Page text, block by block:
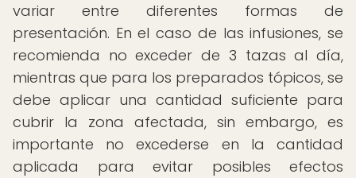
variar entre diferentes formas de
presentación. En el caso de las infusiones, se
recomienda no exceder de 3 tazas al día,
mientras que para los preparados tópicos, se
debe aplicar una cantidad suficiente para
cubrir la zona afectada, sin embargo, es
importante no excederse en la cantidad
aplicada para evitar posibles efectos